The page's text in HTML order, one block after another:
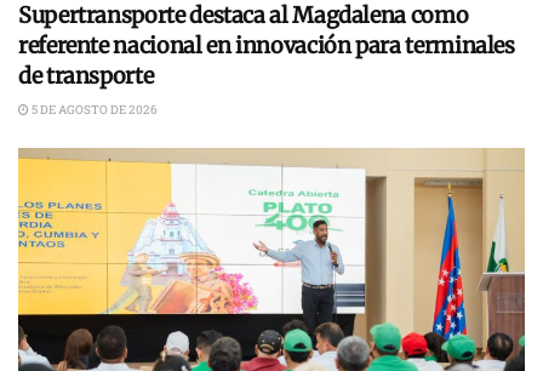
Supertransporte destaca al Magdalena como
referente nacional en innovación para terminales
de transporte
5 DE AGOSTO DE 2026